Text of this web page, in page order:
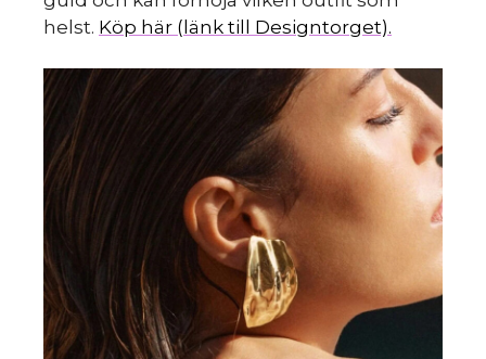
helst. Köp här (länk till Designtorget).